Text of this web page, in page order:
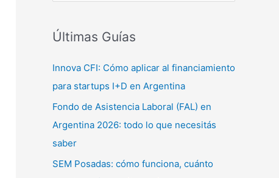
c
r
p
o
r
:
Últimas Guías
Innova CFI: Cómo aplicar al financiamiento
para startups I+D en Argentina
Fondo de Asistencia Laboral (FAL) en
Argentina 2026: todo lo que necesitás
saber
SEM Posadas: cómo funciona, cuánto